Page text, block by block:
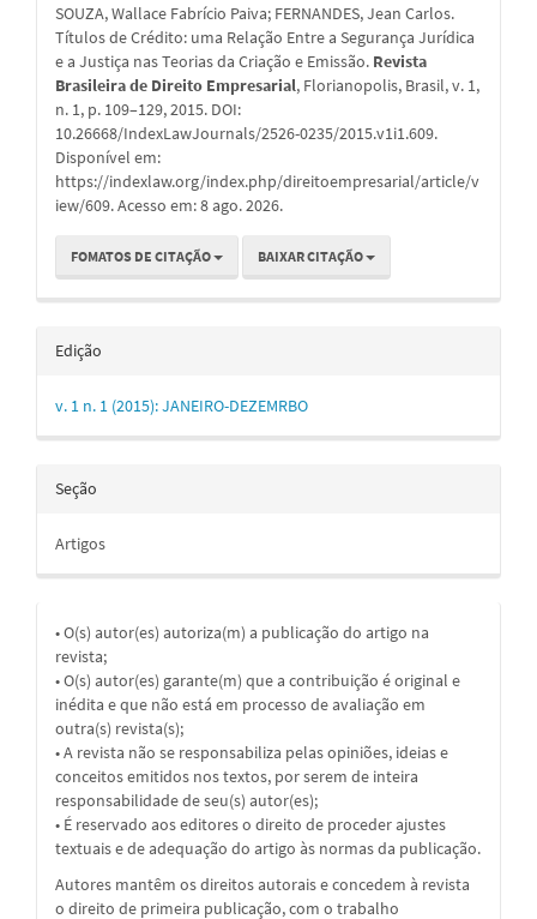
artigo
SOUZA, Wallace Fabrício Paiva; FERNANDES, Jean Carlos.
Títulos de Crédito: uma Relação Entre a Segurança Jurídica
e a Justiça nas Teorias da Criação e Emissão. Revista
Brasileira de Direito Empresarial, Florianopolis, Brasil, v. 1,
n. 1, p. 109–129, 2015. DOI:
10.26668/IndexLawJournals/2526-0235/2015.v1i1.609.
Disponível em:
https://indexlaw.org/index.php/direitoempresarial/article/v
iew/609. Acesso em: 8 ago. 2026.
FOMATOS DE CITAÇÃO BAIXAR CITAÇÃO
Edição
v. 1 n. 1 (2015): JANEIRO-DEZEMRBO
Seção
Artigos
• O(s) autor(es) autoriza(m) a publicação do artigo na
revista;
• O(s) autor(es) garante(m) que a contribuição é original e
inédita e que não está em processo de avaliação em
outra(s) revista(s);
• A revista não se responsabiliza pelas opiniões, ideias e
conceitos emitidos nos textos, por serem de inteira
responsabilidade de seu(s) autor(es);
• É reservado aos editores o direito de proceder ajustes
textuais e de adequação do artigo às normas da publicação.
Autores mantêm os direitos autorais e concedem à revista
o direito de primeira publicação, com o trabalho